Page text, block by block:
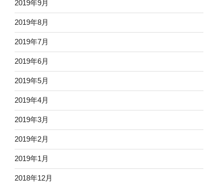
2019年9月
2019年8月
2019年7月
2019年6月
2019年5月
2019年4月
2019年3月
2019年2月
2019年1月
2018年12月